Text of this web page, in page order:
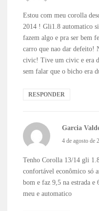
Estou com meu corolla
2014 ! Gli1.8 automatico
fazem algo e pra ser bem
carro que nao dar defeito!
civic! Tive um civic e era
sem falar que o bicho era
RESPONDER
Garcia
4 de agosto de
Tenho Corolla 13/14 gli
confortável econômico só
bom e faz 9,5 na estrada
meu e automatico